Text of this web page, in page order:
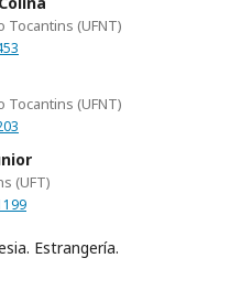
(UFNT)
(UFNT)
(UFT)
Estrangería.